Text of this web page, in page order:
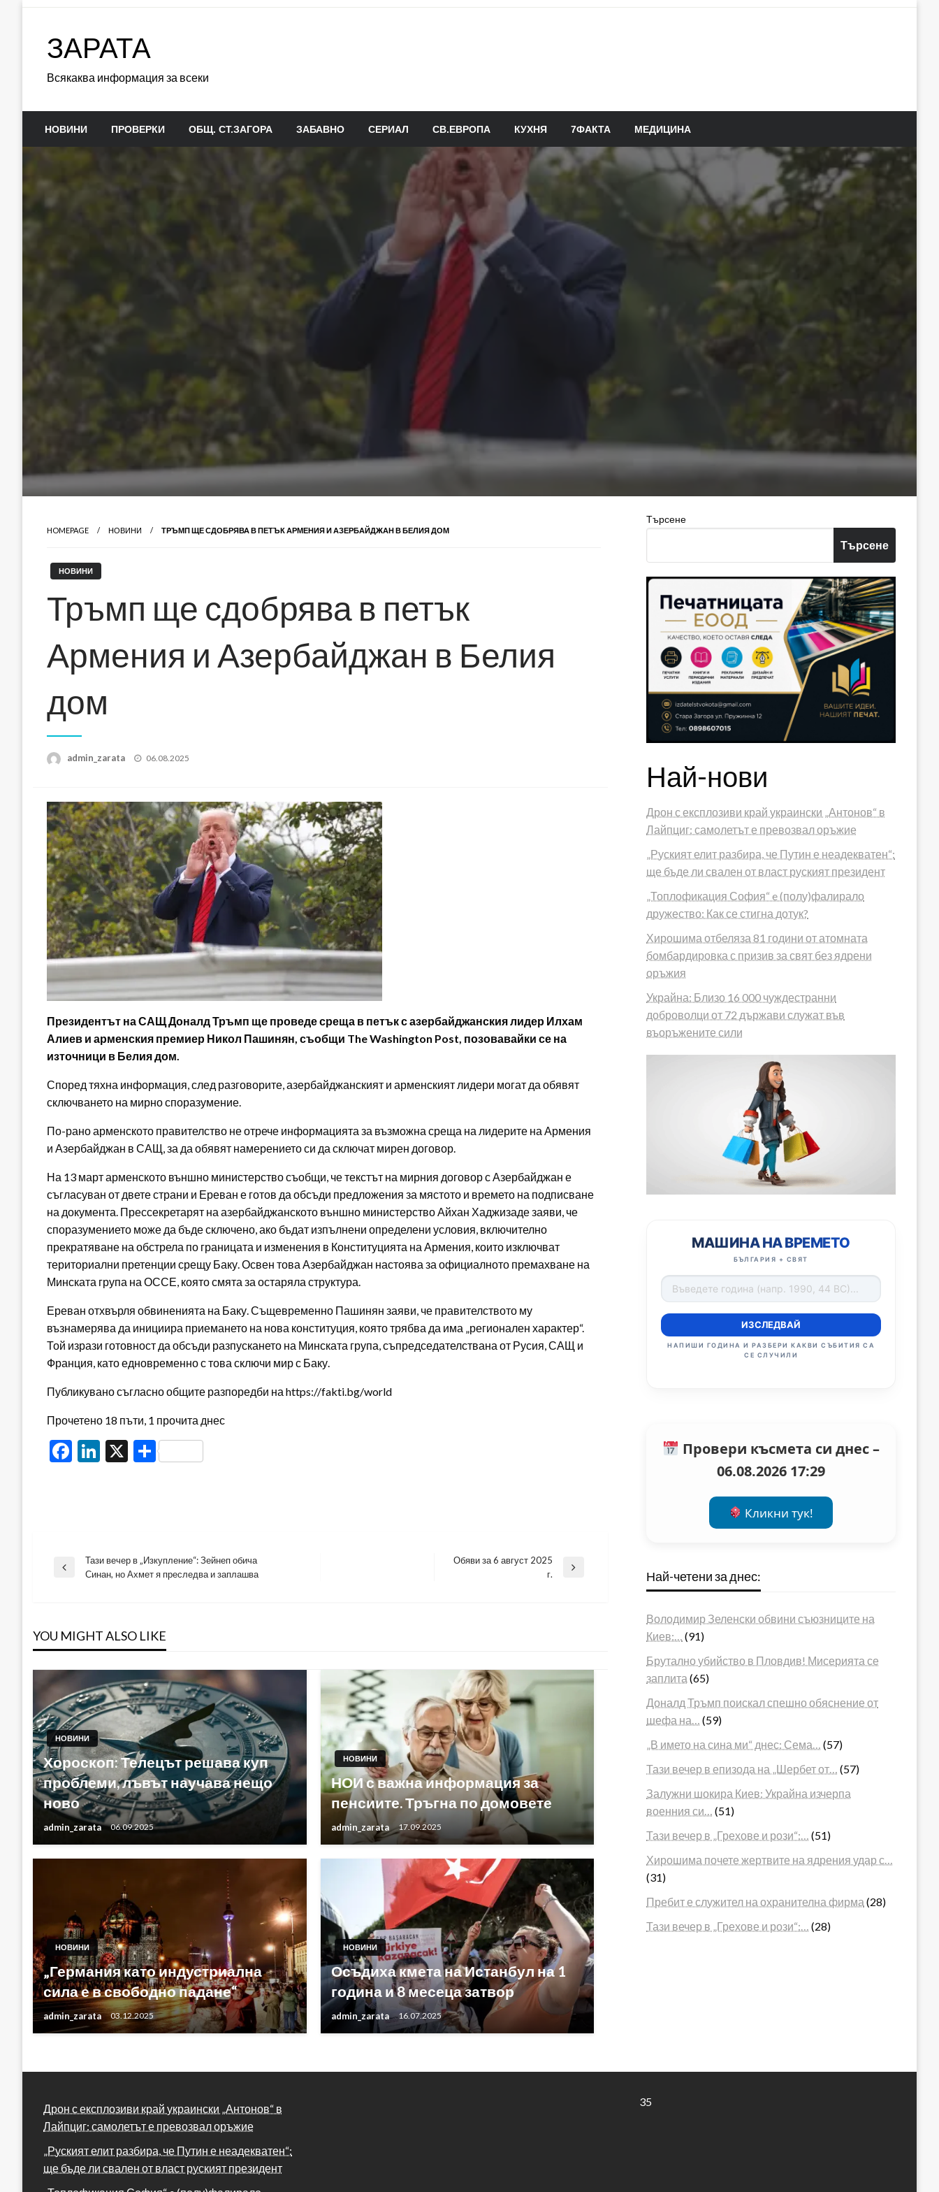
ЗАРАТА
Всякаква информация за всеки
НОВИНИ ПРОВЕРКИ ОБЩ. СТ.ЗАГОРА ЗАБАВНО СЕРИАЛ СВ.ЕВРОПА КУХНЯ 7ФАКТА МЕДИЦИНА
HOMEPAGE НОВИНИ ТРЪМП ЩЕ СДОБРЯВА В ПЕТЪК АРМЕНИЯ И АЗЕРБАЙДЖАН В БЕЛИЯ ДОМ
НОВИНИ
Тръмп ще сдобрява в петък
Армения и Азербайджан в Белия
дом
admin_zarata
Posted
06.08.2025
Президентът на САЩ Доналд Тръмп ще проведе среща в петък с азербайджанския лидер Илхам
Алиев и арменския премиер Никол Пашинян, съобщи The Washington Post, позовавайки се на
източници в Белия дом.
Според тяхна информация, след разговорите, азербайджанският и арменският лидери могат да обявят
сключването на мирно споразумение.
По-рано арменското правителство не отрече информацията за възможна среща на лидерите на Армения
и Азербайджан в САЩ, за да обявят намерението си да сключат мирен договор.
На 13 март арменското външно министерство съобщи, че текстът на мирния договор с Азербайджан е
съгласуван от двете страни и Ереван е готов да обсъди предложения за мястото и времето на подписване
на документа. Прессекретарят на азербайджанското външно министерство Айхан Хаджизаде заяви, че
споразумението може да бъде сключено, ако бъдат изпълнени определени условия, включително
прекратяване на обстрела по границата и изменения в Конституцията на Армения, които изключват
териториални претенции срещу Баку. Освен това Азербайджан настоява за официалното премахване на
Минската група на ОССЕ, която смята за остаряла структура.
Ереван отхвърля обвиненията на Баку. Същевременно Пашинян заяви, че правителството му
възнамерява да инициира приемането на нова конституция, която трябва да има „регионален характер“.
Той изрази готовност да обсъди разпускането на Минската група, съпредседателствана от Русия, САЩ и
Франция, като едновременно с това сключи мир с Баку.
Публикувано съгласно общите разпоредби на https://fakti.bg/world
Прочетено 18 пъти, 1 прочита днес
Facebook
LinkedIn
X Share
Навигация
Previous
Тази вечер в „Изкупление“: Зейнеп обича
Синан, но Ахмет я преследва и заплашва
Обяви за 6 август 2025
г.
YOU MIGHT ALSO LIKE
НОВИНИ
Хороскоп: Телецът решава куп
проблеми, лъвът научава нещо
ново
admin_zarata 06.09.2025
НОВИНИ
НОИ с важна информация за
пенсиите. Тръгна по домовете
admin_zarata 17.09.2025
НОВИНИ
„Германия като индустриална
сила е в свободно падане“
admin_zarata 03.12.2025
НОВИНИ
Осъдиха кмета на Истанбул на 1
година и 8 месеца затвор
admin_zarata 16.07.2025
Търсене
Търсене
Най-нови
Дрон с експлозиви край украински „Антонов“ в
Лайпциг: самолетът е превозвал оръжие
„Руският елит разбира, че Путин е неадекватен“:
ще бъде ли свален от власт руският президент
„Топлофикация София“ e (полу)фалирало
дружество: Как се стигна дотук?
Хирошима отбеляза 81 години от атомната
бомбардировка с призив за свят без ядрени
оръжия
Украйна: Близо 16 000 чуждестранни
доброволци от 72 държави служат във
въоръжените сили
МАШИНА НА ВРЕМЕТО
БЪЛГАРИЯ + СВЯТ
ИЗСЛЕДВАЙ
НАПИШИ ГОДИНА И РАЗБЕРИ КАКВИ СЪБИТИЯ СА
СЕ СЛУЧИЛИ
Провери късмета си днес –
06.08.2026 17:29
Кликни тук!
Най-четени за днес:
Володимир Зеленски обвини съюзниците на
Киев:…
(91)
Брутално убийство в Пловдив! Мисерията се
заплита (65)
Доналд Тръмп поискал спешно обяснение от
шефа на…
(59)
„В името на сина ми“ днес: Сема…
(57)
Тази вечер в епизода на „Шербет от…
(57)
Залужни шокира Киев: Украйна изчерпа
военния си…
(51)
Тази вечер в „Грехове и рози“:…
(51)
Хирошима почете жертвите на ядрения удар с…
(31)
Пребит е служител на охранителна фирма (28)
Тази вечер в „Грехове и рози“:…
(28)
Дрон с експлозиви край украински „Антонов“ в
Лайпциг: самолетът е превозвал оръжие
„Руският елит разбира, че Путин е неадекватен“:
ще бъде ли свален от власт руският президент
35